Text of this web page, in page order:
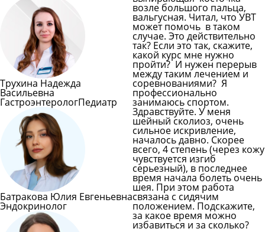
Трухина Надежда
Васильевна
ГастроэнтерологПедиатр
Батракова Юлия Евгеньевна
Эндокринолог
возле большого пальца,
вальгусная. Читал, что УВТ
может помочь в таком
случае. Это действительно
так? Если это так, скажите,
какой курс мне нужно
пройти? И нужен перерыв
между таким лечением и
соревнованиями? Я
профессионально
занимаюсь спортом.
Здравствуйте. У меня
шейный сколиоз, очень
сильное искривление,
началось давно. Скорее
всего, 4 степень (через кожу
чувствуется изгиб
серьезный), в последнее
время начала болеть очень
шея. При этом работа
связана с сидячим
положением. Подскажите,
за какое время можно
избавиться и за сколько?